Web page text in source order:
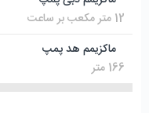
12 متر مکعب بر ساعت
ماکزیمم هد پمپ
166 متر